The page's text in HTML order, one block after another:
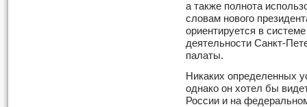
а также полнота
словам нового
ориентируется в
деятельности Санкт-
палаты.
Никаких определенных
однако он хотел бы
России и на